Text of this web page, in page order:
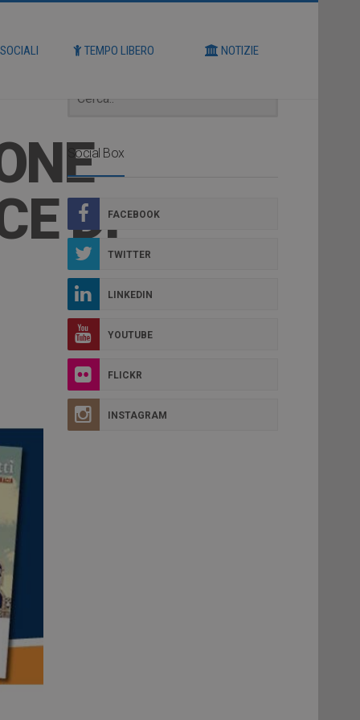
TEMPO LIBERO NOTIZIE
DI
Social Box
FACEBOOK
TWITTER
LINKEDIN
YOUTUBE
FLICKR
INSTAGRAM